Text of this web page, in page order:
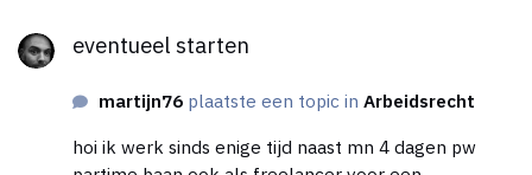
eventueel starten
martijn76 plaatste een topic inArbeidsrecht
hoi ik werk sinds enige tijd naast mn 4 dagen pw